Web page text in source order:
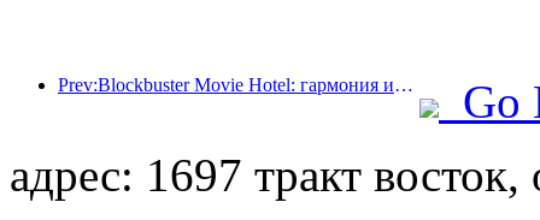
Prev:Blockbuster Movie Hotel: гармония инноваций и преимуществ
Go
адрес: 1697 тракт